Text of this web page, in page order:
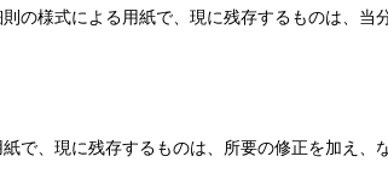
の様式による用紙で、現に残存するものは、当
で、現に残存するものは、所要の修正を加え、